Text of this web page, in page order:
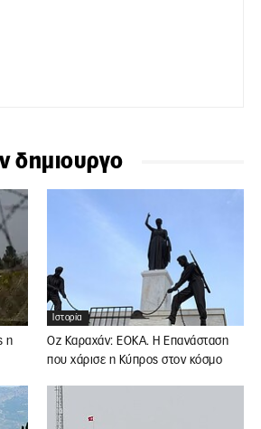
δημιουργο
η
Ιστορία
Οζ Καραχάν: ΕΟΚΑ. Η Επανάσταση
που χάρισε η Κύπρος στον κόσμο